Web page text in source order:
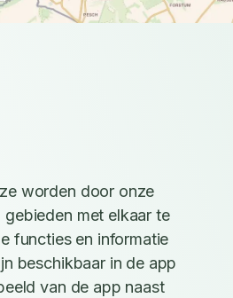
worden door onze
met elkaar te
functies en informatie
beschikbaar in de app
van de app naast